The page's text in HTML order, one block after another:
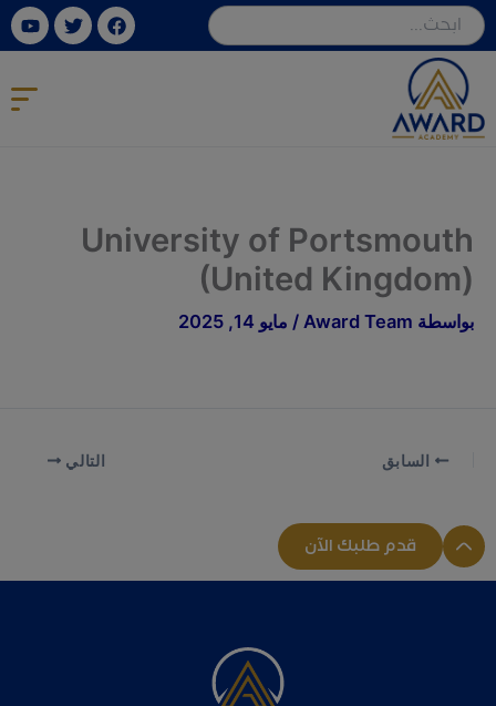
تخطي
إلى
المحتوى
Facebook
Twitter
University of Portsmouth
(United Kingdom)
بواسطة Award Team
/ مايو 14, 2025
السابق التالي
قدم طلبك الآن